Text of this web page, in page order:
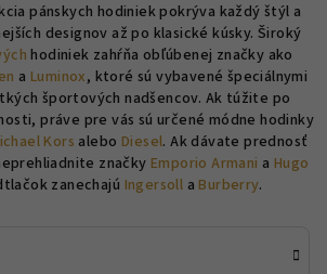
pánskych hodiniek pokrýva každý štýl a
designov až po klasické kúsky. Široký
hodiniek zahŕňa obľúbenej značky ako
a Luminox, ktoré sú vybavené špeciálnymi
športových nadšencov. Ak túžite po
práve pre vás sú určené módne hodinky
Kors alebo Diesel. Ak dávate prednosť
značky Emporio Armani a Hugo
zanechajú Ingersoll aBurberry.